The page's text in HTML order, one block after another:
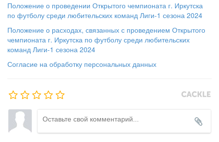
Положение о проведении Открытого чемпионата г. Иркутска
по футболу среди любительских команд Лиги-1 сезона 2024
Положение о расходах, связанных с проведением Открытого
чемпионата г. Иркутска по футболу среди любительских
команд Лиги-1 сезона 2024
Согласие на обработку персональных данных